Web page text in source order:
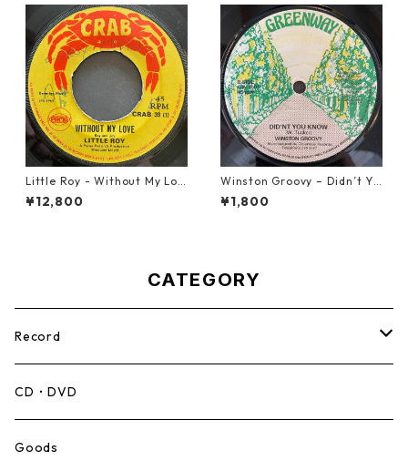
Little Roy - Without My Lov
e【7-21990】
¥12,800
Winston Groovy – Didn’t Yo
u Know【7-21811】
¥1,800
CATEGORY
Record
Mento,Calypso,Ballad
Ska
CD・DVD
Goods